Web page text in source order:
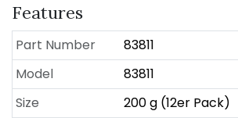
Features
Part Number
83811
Model
83811
Size
200 g (12er Pack)